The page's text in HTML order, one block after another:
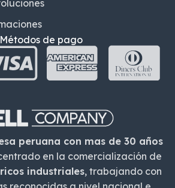
Métodos de pago
peruana con mas de 30 años
en la comercialización de
industriales, trabajando con